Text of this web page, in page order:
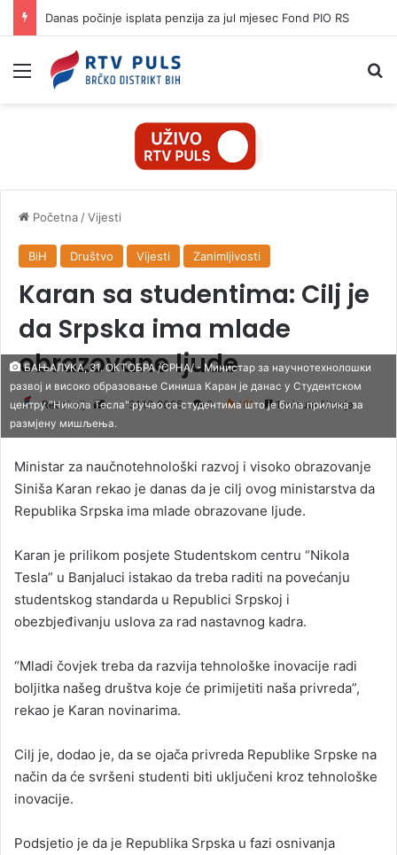
Danas počinje isplata penzija za jul mjesec Fond PIO RS
Izbornik
Početna /Vijesti
BiH Društvo Vijesti Zanimljivosti
Karan sa studentima: Cilj je
da Srpska ima mlade
obrazovane ljude
Redakcija
S
e
d
a
n
m
a
i
l
31.10.2025 0 181 1 minuta čitanja
БАЊАЛУКА, 31. ОКТОБРА /СРНА/ - Министар за научнотехнолошки
развој и високо образовање Синиша Каран је данас у Студентском
центру "Никола Тесла" ручао са студентима што је била прилика за
размјену мишљења.
Ministar za naučnotehnološki razvoj i visoko obrazovanje
Siniša Karan rekao je danas da je cilj ovog ministarstva da
Republika Srpska ima mlade obrazovane ljude.
Karan je prilikom posjete Studentskom centru “Nikola
Tesla” u Banjaluci istakao da treba raditi na povećanju
studentskog standarda u Republici Srpskoj i
obezbjeđivanju uslova za rad nastavnog kadra.
“Mladi čovjek treba da razvija tehnološke inovacije radi
boljitka našeg društva koje će primijetiti naša privreda”,
rekao je Karan novinarima.
Cilj je, dodao je, da se ojača privreda Republike Srpske na
način da će svršeni studenti biti uključeni kroz tehnološke
inovacije.
Podsjetio je da je Republika Srpska u fazi osnivanja